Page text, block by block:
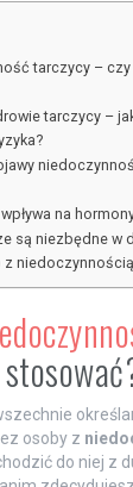
tarczycy – czy
tarczycy –
na
są niezbędne w
osoby z
do niej z